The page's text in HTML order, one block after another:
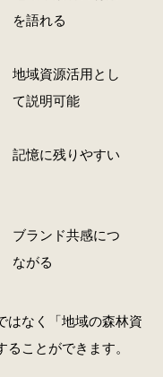
を語れる
地域資源活用とし
て説明可能
記憶に残りやすい
ブランド共感につ
ながる
はなく「地域の森林資
ことができます。